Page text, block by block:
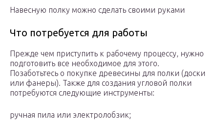
Навесную полку можно сделать своими руками
Что потребуется для работы
Прежде чем приступить к рабочему процессу, нужно
подготовить все необходимое для этого.
Позаботьтесь о покупке древесины для полки (доски
или фанеры). Также для создания угловой полки
потребуются следующие инструменты:
ручная пила или электролобзик;